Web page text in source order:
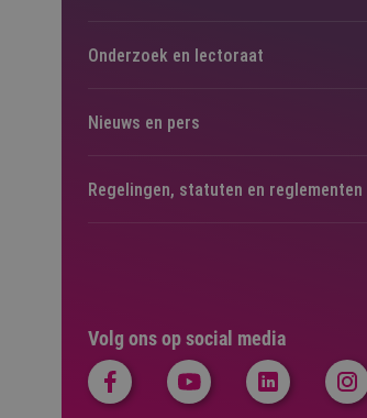
Volg ons op social media
Onderzoek en lectoraat
Nieuws en pers
Regelingen, statuten en reglementen